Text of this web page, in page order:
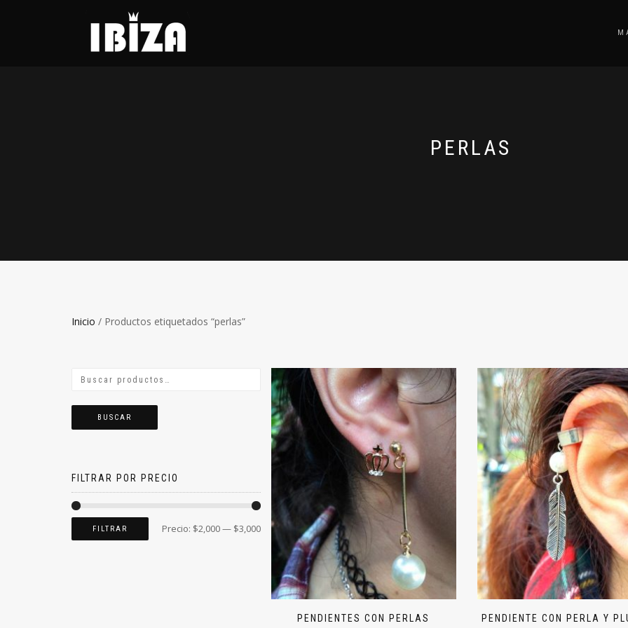
PERLAS
Inicio / Productos etiquetados “perlas”
PENDIENTES CON PERLAS PENDIENTE CON PERLA Y
BUSCAR
FILTRAR POR PRECIO
FILTRAR Precio: $2,000— $3,000